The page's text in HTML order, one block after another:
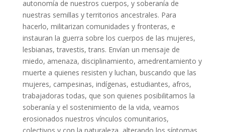
autonomía de nuestros cuerpos, y soberanía de
nuestras semillas y territorios ancestrales. Para
hacerlo, militarizan comunidades y fronteras, e
instauran la guerra sobre los cuerpos de las mujeres,
lesbianas, travestis, trans. Envían un mensaje de
miedo, amenaza, disciplinamiento, amedrentamiento y
muerte a quienes resisten y luchan, buscando que las
mujeres, campesinas, indígenas, estudiantes, afros,
trabajadoras todas, que son quienes posibilitamos la
soberanía y el sostenimiento de la vida, veamos
erosionados nuestros vínculos comunitarios,